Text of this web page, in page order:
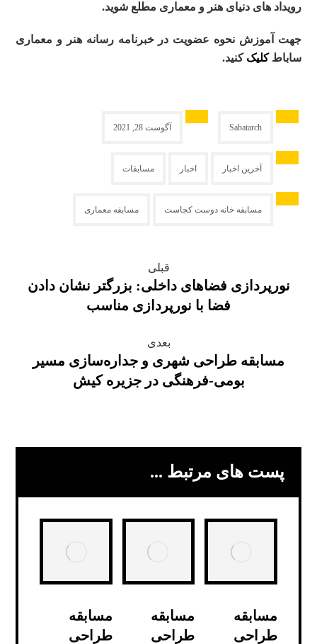
رویداد های دنیای هنر و معماری مطلع شوید.
جهت آموزش نحوه عضویت در خبرنامه رسانه هنر و معماری
ساباط کلیک کنید.
Sabatarch آگوست 28, 2021
آخرین اخبار اخبار مسابقات
مسابقه خانه دوست کجاست مسابقه معماری
قبلی
نورپردازی فضاهای داخلی: بزرگتر نشان دادن
فضا با نورپردازی مناسب
بعدی
مسابقه طراحی شهری و جداره‌سازی مسیر
بومی-فرهنگی در جزیره کیش
پست های مرتبط ...
مسابقه
طراحی
مسابقه
طراحی
مسابقه
طراحی